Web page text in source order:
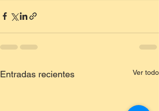
Entradas recientes Ver todo